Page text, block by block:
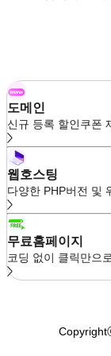
도메인
신규 등록 할인쿠폰
웹호스팅
다양한 PHP버전 및
무료홈페이지
코딩 없이 클릭만으